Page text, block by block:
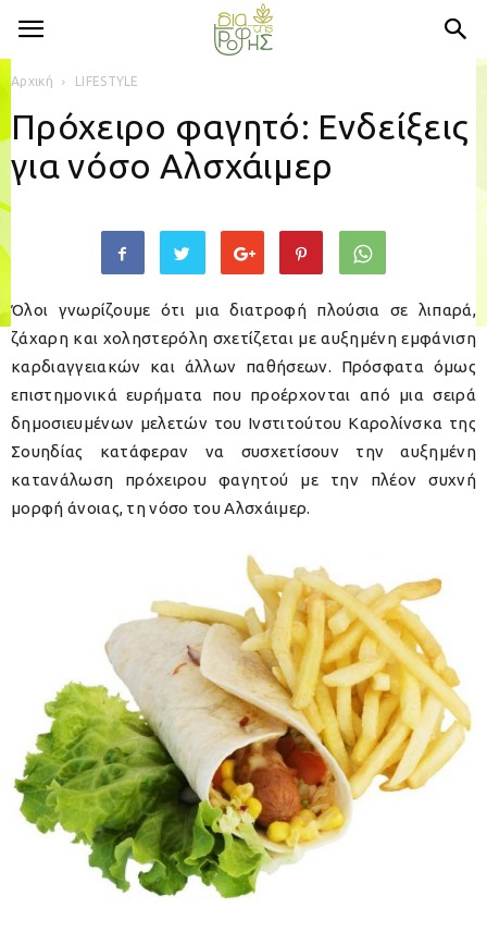
Αρχική LIFESTYLE
Πρόχειρο φαγητό: Ενδείξεις
για νόσο Αλσχάιμερ
Όλοι γνωρίζουμε ότι μια διατροφή πλούσια σε λιπαρά,
ζάχαρη και χοληστερόλη σχετίζεται με αυξημένη εμφάνιση
καρδιαγγειακών και άλλων παθήσεων. Πρόσφατα όμως
επιστημονικά ευρήματα που προέρχονται από μια σειρά
δημοσιευμένων μελετών του Ινστιτούτου Καρολίνσκα της
Σουηδίας κατάφεραν να συσχετίσουν την αυξημένη
κατανάλωση πρόχειρου φαγητού με την πλέον συχνή
μορφή άνοιας, τη νόσο του Αλσχάιμερ.